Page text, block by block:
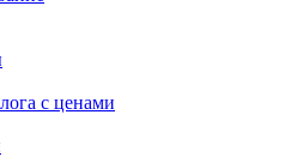
с ценами